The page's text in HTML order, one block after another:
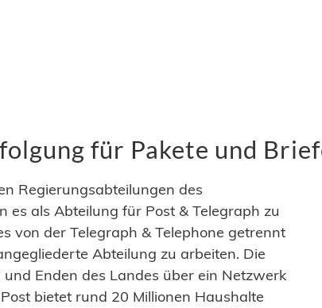
für Pakete und
Regierungsabteilungen des
es als Abteilung für Post & Telegraph zu
von der Telegraph & Telephone getrennt
Abteilung zu arbeiten. Die
Enden des Landes über ein Netzwerk
bietet rund 20 Millionen Haushalte